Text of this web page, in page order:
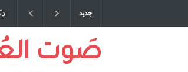
جديد
كتب وترافع فيها بنفسه مرة اخرى.. الشيخ
صاغرون،
صَوت